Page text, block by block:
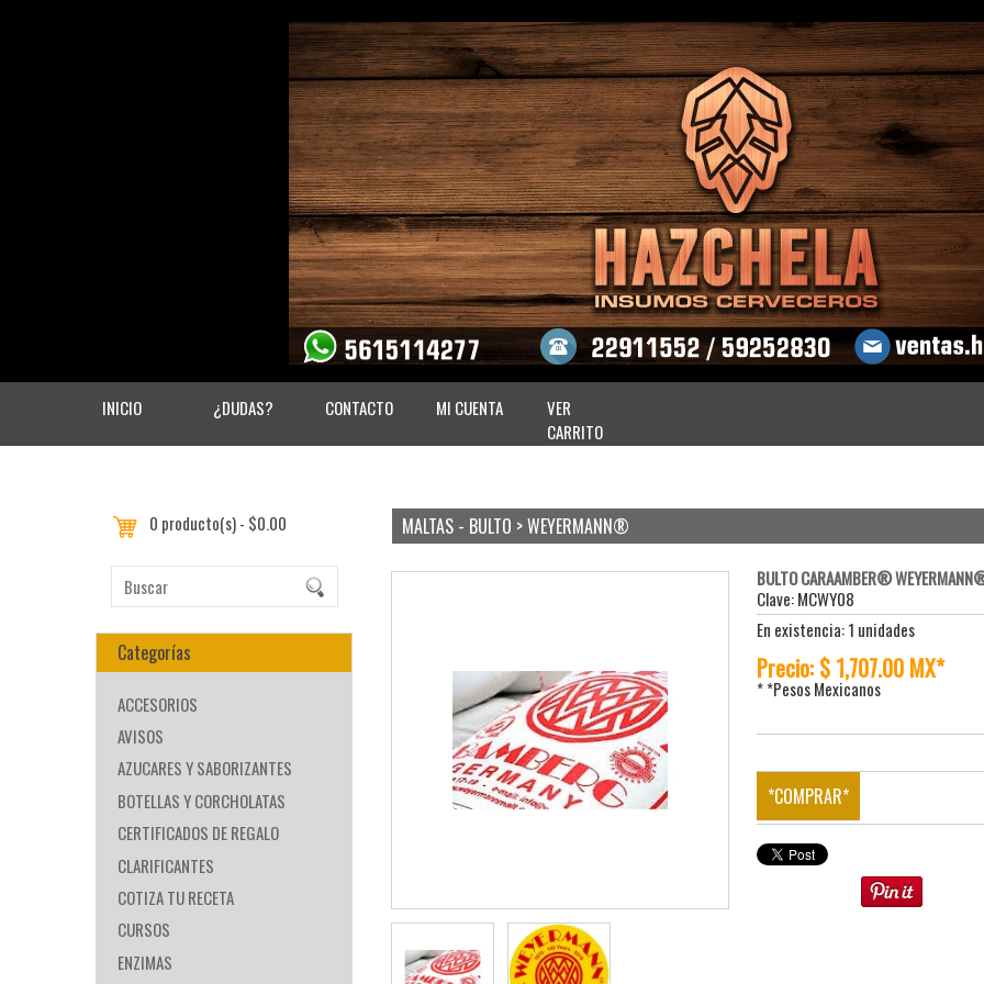
INICIO ¿DUDAS? CONTACTO MI CUENTA
VER
CARRITO
0 producto(s) - $0.00
Categorías
ACCESORIOS
AVISOS
AZUCARES Y SABORIZANTES
BOTELLAS Y CORCHOLATAS
CERTIFICADOS DE REGALO
CLARIFICANTES
COTIZA TU RECETA
CURSOS
ENZIMAS
MALTAS - BULTO > WEYERMANN®
BULTO CARAAMBER®
Clave: MCWY08
En existencia: 1 unidades
Precio: $ 1,707.00 MX*
* *Pesos Mexicanos
*COMPRAR*